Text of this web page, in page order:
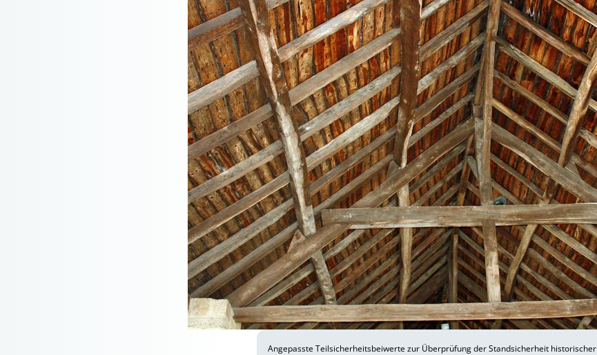
Angepasste Teilsicherheitsbeiwerte zur Überprüfung der Standsicherheit historischer